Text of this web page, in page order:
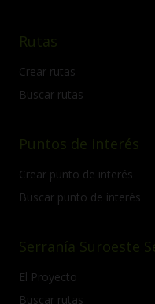
Rutas
Crear rutas
Buscar rutas
Puntos de interés
Crear punto de interés
Buscar punto de interés
Serranía Suroeste
El Proyecto
Buscar rutas